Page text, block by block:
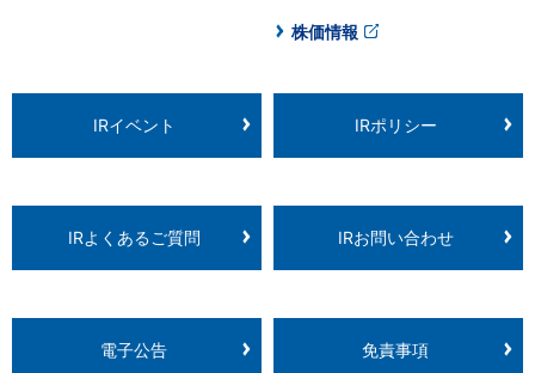
株価情報
IRイベント IRポリシー
IRよくあるご質問 IRお問い合わせ
電子公告 免責事項